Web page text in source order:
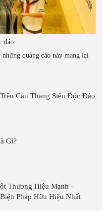
đáo
quảng cáo này mang lại
Cầu Thang Siêu Độc Đáo
Gì?
Thương Hiệu Mạnh -
Pháp Hữu Hiệu Nhất